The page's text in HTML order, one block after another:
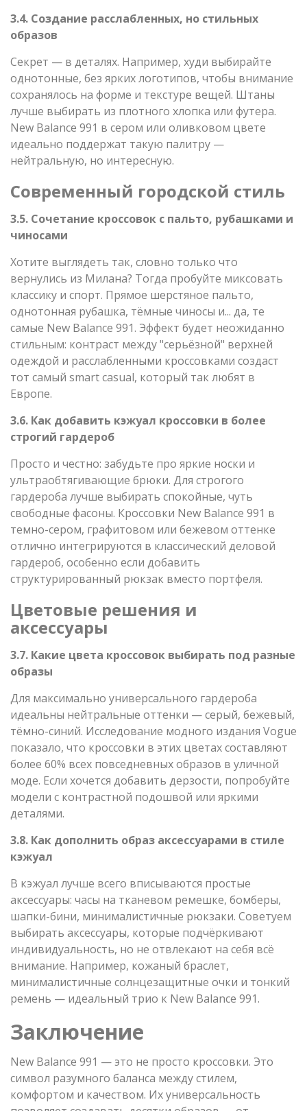
3.4. Создание расслабленных, но стильных
образов
Секрет — в деталях. Например, худи выбирайте
однотонные, без ярких логотипов, чтобы внимание
сохранялось на форме и текстуре вещей. Штаны
лучше выбирать из плотного хлопка или футера.
New Balance 991 в сером или оливковом цвете
идеально поддержат такую палитру —
нейтральную, но интересную.
Современный городской стиль
3.5. Сочетание кроссовок с пальто, рубашками и
чиносами
Хотите выглядеть так, словно только что
вернулись из Милана? Тогда пробуйте миксовать
классику и спорт. Прямое шерстяное пальто,
однотонная рубашка, тёмные чиносы и... да, те
самые New Balance 991. Эффект будет неожиданно
стильным: контраст между "серьёзной" верхней
одеждой и расслабленными кроссовками создаст
тот самый smart casual, который так любят в
Европе.
3.6. Как добавить кэжуал кроссовки в более
строгий гардероб
Просто и честно: забудьте про яркие носки и
ультраобтягивающие брюки. Для строгого
гардероба лучше выбирать спокойные, чуть
свободные фасоны. Кроссовки New Balance 991 в
темно-сером, графитовом или бежевом оттенке
отлично интегрируются в классический деловой
гардероб, особенно если добавить
структурированный рюкзак вместо портфеля.
Цветовые решения и
аксессуары
3.7. Какие цвета кроссовок выбирать под разные
образы
Для максимально универсального гардероба
идеальны нейтральные оттенки — серый, бежевый,
тёмно-синий. Исследование модного издания Vogue
показало, что кроссовки в этих цветах составляют
более 60% всех повседневных образов в уличной
моде. Если хочется добавить дерзости, попробуйте
модели с контрастной подошвой или яркими
деталями.
3.8. Как дополнить образ аксессуарами в стиле
кэжуал
В кэжуал лучше всего вписываются простые
аксессуары: часы на тканевом ремешке, бомберы,
шапки-бини, минималистичные рюкзаки. Советуем
выбирать аксессуары, которые подчёркивают
индивидуальность, но не отвлекают на себя всё
внимание. Например, кожаный браслет,
минималистичные солнцезащитные очки и тонкий
ремень — идеальный трио к New Balance 991.
Заключение
New Balance 991 — это не просто кроссовки. Это
символ разумного баланса между стилем,
комфортом и качеством. Их универсальность